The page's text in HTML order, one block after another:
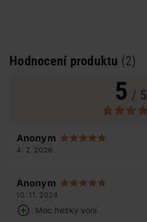
Hodnocení produktu (2)
5 / 5
Anonym
4. 2. 2026
Anonym
10. 11. 2024
Moc hezky voní